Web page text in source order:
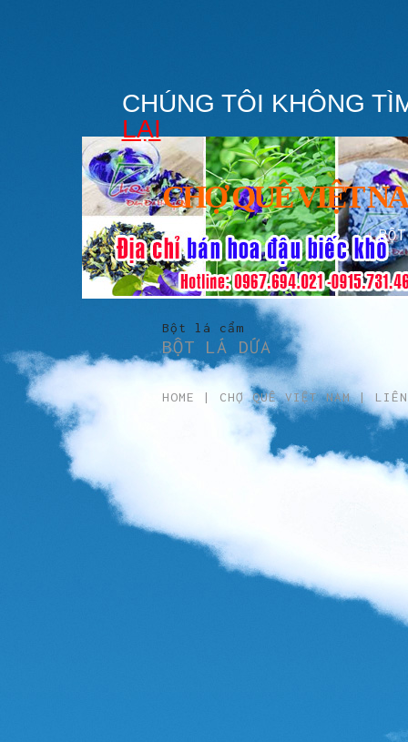
CHÚNG TÔI KHÔNG
LẠI
CHỢ QUÊ VIỆT
Bột lá cẩm
BỘT LÁ DỨA
HOME | CHỢ QUÊ VIỆT NAM|